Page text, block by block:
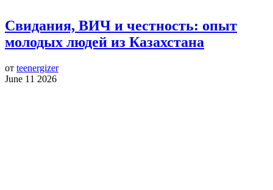
Свидания, ВИЧ и честность: опыт
молодых людей из Казахстана
от teenergizer
June 11 2026